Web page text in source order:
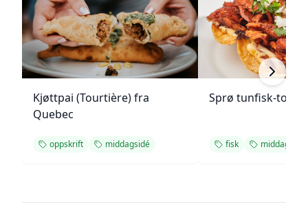
Kjøttpai (Tourtière) fra
Quebec
oppskrift middagsidé
Sprø tunfisk-
fisk middagsidé